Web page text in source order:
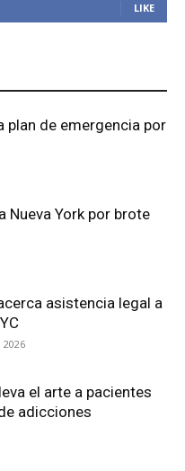
LIKE
plan de emergencia por
Nueva York por brote
asistencia legal a
2026
el arte a pacientes
adicciones